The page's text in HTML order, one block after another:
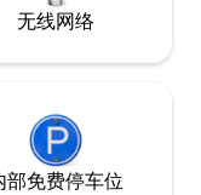
无线网络
部免费停车位